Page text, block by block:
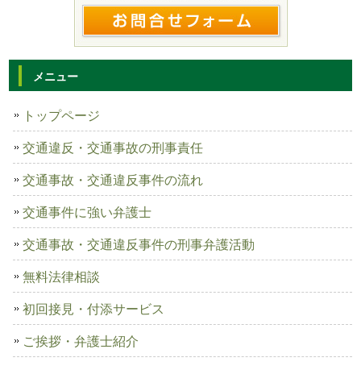
メニュー
トップページ
交通違反・交通事故の刑事責任
交通事故・交通違反事件の流れ
交通事件に強い弁護士
交通事故・交通違反事件の刑事弁護活動
無料法律相談
初回接見・付添サービス
ご挨拶・弁護士紹介